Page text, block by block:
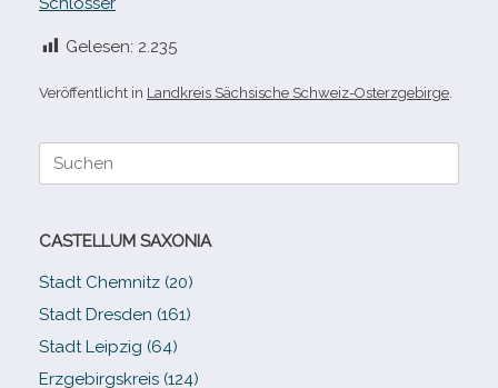
Gelesen: 2.235
Veröffentlicht in Landkreis Sächsische Schweiz-Osterzgebirge
Suche
CASTELLUM SAXONIA
Stadt Chemnitz (20)
Stadt Dresden (161)
Stadt Leipzig (64)
Erzgebirgskreis (124)